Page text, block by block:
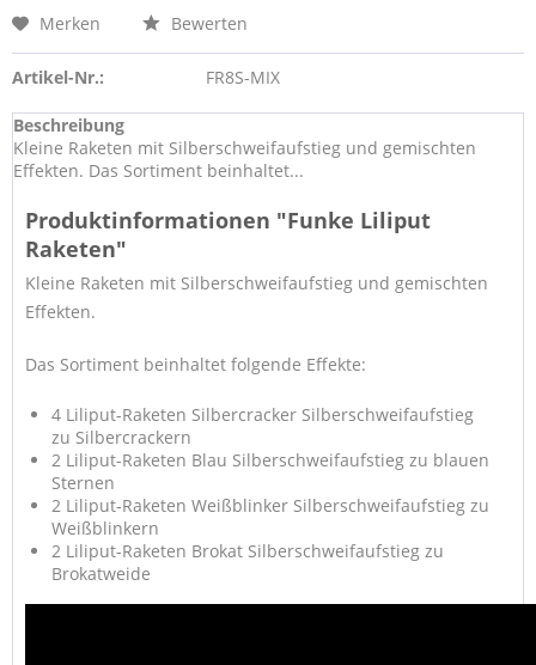
Merken Bewerten
Artikel-Nr.: FR8S-MIX
Beschreibung
Kleine Raketen mit Silberschweifaufstieg und gemischten
Effekten. Das Sortiment beinhaltet...
Produktinformationen "Funke Liliput
Raketen"
Kleine Raketen mit Silberschweifaufstieg und gemischten
Effekten.
Das Sortiment beinhaltet folgende Effekte:
4 Liliput-Raketen Silbercracker Silberschweifaufstieg
zu Silbercrackern
2 Liliput-Raketen Blau Silberschweifaufstieg zu blauen
Sternen
2 Liliput-Raketen Weißblinker Silberschweifaufstieg zu
Weißblinkern
2 Liliput-Raketen Brokat Silberschweifaufstieg zu
Brokatweide